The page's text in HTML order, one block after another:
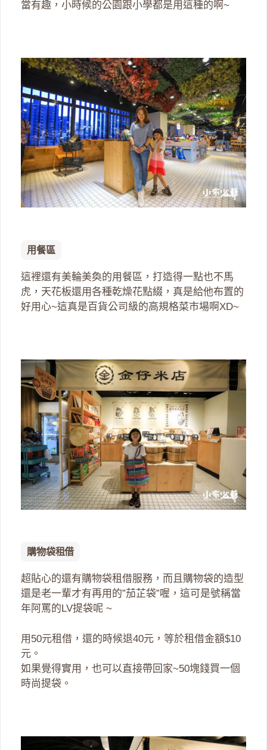
當有趣，小時候的公園跟小學都是用這種的啊~
用餐區
這裡還有美輪美奐的用餐區，打造得一點也不馬
虎，天花板還用各種乾燥花點綴，真是給他布置的
好用心~這真是百貨公司級的高規格菜市場啊XD~
購物袋租借
超貼心的還有購物袋租借服務，而且購物袋的造型
還是老一輩才有再用的”茄芷袋”喔，這可是號稱當
年阿罵的LV提袋呢 ~
用50元租借，還的時候退40元，等於租借金額$10
元。
如果覺得實用，也可以直接帶回家~50塊錢買一個
時尚提袋。